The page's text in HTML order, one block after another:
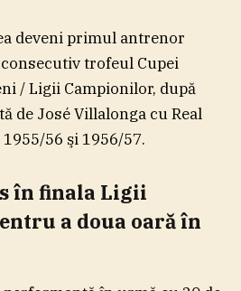
deveni primul antrenor
trofeul Cupei
/ Ligii Campionilor, după
de José Villalonga cu Real
56 şi 1956/57.
în finala Ligii
a doua oară în